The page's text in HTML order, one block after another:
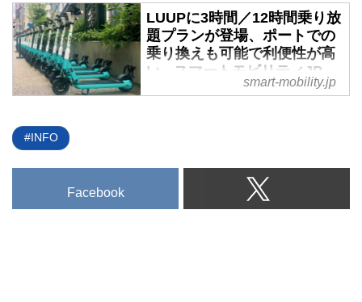
LUUPに3時間／12時間乗り放
題プランが登場、ポートでの
乗り換えも可能で利便性が高
い - スマートモビリティJP
電動キックボードや電動アシスト
日（水）の期間限定で、長時間利
用向けの3時間パス／12時間パス
の販売を開始した。ポート数も
smart-mobility.jp
INFO
Facebook